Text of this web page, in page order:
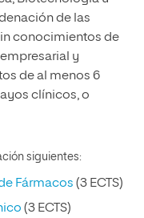
de las
conocimientos de
y
de al menos 6
clínicos, o
siguientes:
Fármacos (3 ECTS)
(3 ECTS)